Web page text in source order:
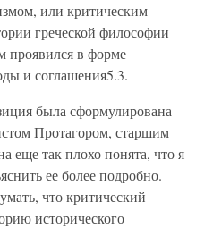
или критическим
греческой философии
проявился в форме
и соглашения5.3.
была сформулирована
Протагором, старшим
еще так плохо понята, что я
ее более подробно.
что критический
исторического